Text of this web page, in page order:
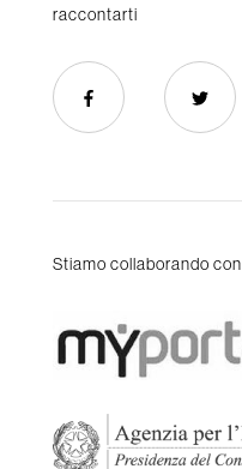
raccontarti
Stiamo collaborando con